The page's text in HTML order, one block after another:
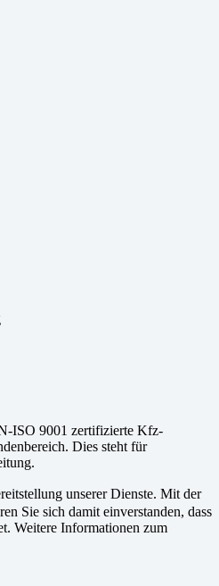
ISO 9001 zertifizierte Kfz-
Dies steht für
unserer Dienste. Mit der
Sie sich damit einverstanden, dass
Weitere Informationen zum